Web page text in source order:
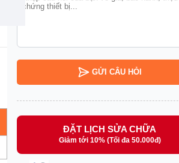
GỬI CÂU HỎI
ĐẶT LỊCH SỬA CHỮA
Giảm tới 10% (Tối đa 50.000đ)